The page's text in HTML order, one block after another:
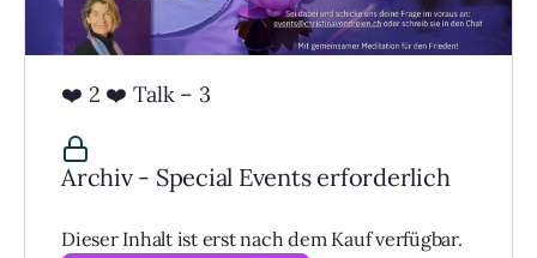
❤️ 2 ❤️ Talk – 3
Archiv - Special Events erforderlich
Dieser Inhalt ist erst nach dem Kauf verfügbar.